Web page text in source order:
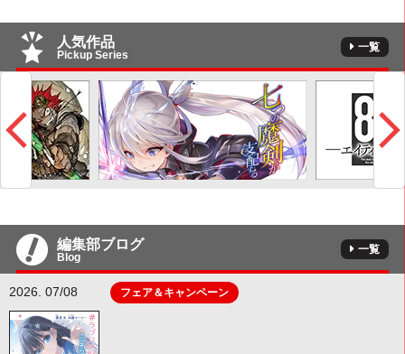
人気作品
Pickup Series
一覧
編集部ブログ
Blog
一覧
2026. 07/08 フェア＆キャンペーン